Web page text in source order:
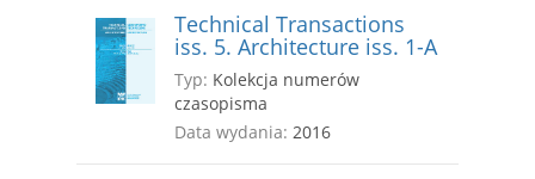
Technical Transactions
iss. 5. Architecture iss. 1-A
Typ: Kolekcja numerów
czasopisma
Data wydania: 2016